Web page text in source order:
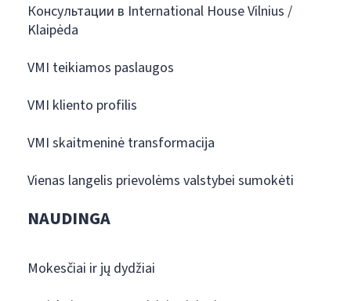
Консультации в International House Vilnius /
Klaipėda
VMI teikiamos paslaugos
VMI kliento profilis
VMI skaitmeninė transformacija
Vienas langelis prievolėms valstybei sumokėti
NAUDINGA
Mokesčiai ir jų dydžiai